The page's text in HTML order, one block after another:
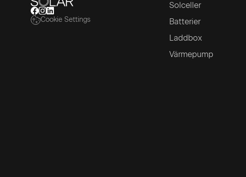
Cookie Settings
Solceller
Batterier
Laddbox
Värmepump